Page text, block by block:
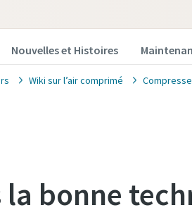
Nouvelles et Histoires
Wiki sur l’air comprimé
bonne